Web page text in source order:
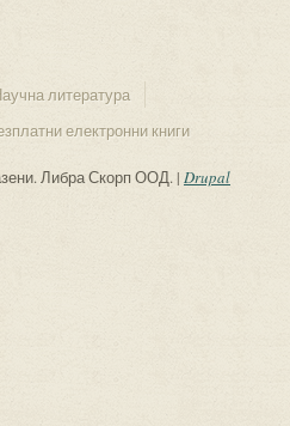
литература
електронни книги
Либра Скорп ООД. | Drupal